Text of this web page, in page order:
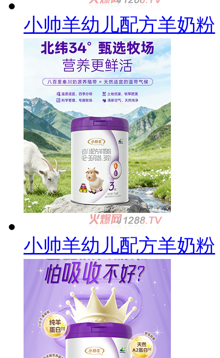
小帅羊幼儿配方羊奶粉
小帅羊幼儿配方羊奶粉